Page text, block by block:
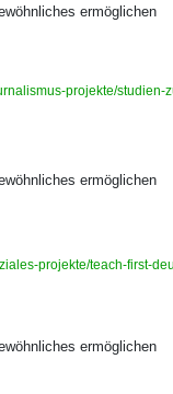
ermöglichen
projekte/
ermöglichen
projekte/teach-first-
ermöglichen